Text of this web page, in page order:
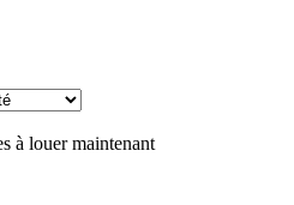
à louer maintenant